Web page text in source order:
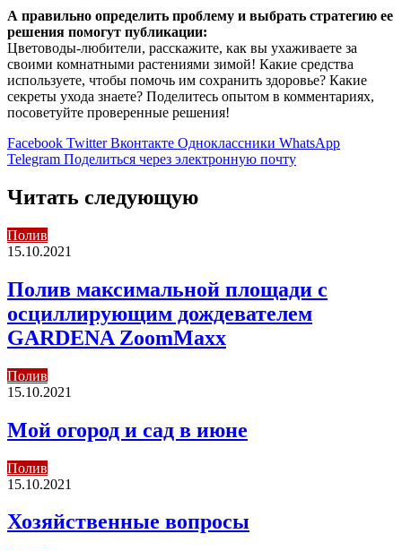
А правильно определить проблему и выбрать стратегию ее
решения помогут публикации:
Цветоводы-любители, расскажите, как вы ухаживаете за
своими комнатными растениями зимой! Какие средства
используете, чтобы помочь им сохранить здоровье? Какие
секреты ухода знаете? Поделитесь опытом в комментариях,
посоветуйте проверенные решения!
Facebook Twitter Вконтакте Одноклассники WhatsApp
Telegram Поделиться через электронную почту
Читать следующую
Полив
15.10.2021
Полив максимальной площади с
осциллирующим дождевателем
GARDENA ZoomMaxx
Полив
15.10.2021
Мой огород и сад в июне
Полив
15.10.2021
Хозяйственные вопросы